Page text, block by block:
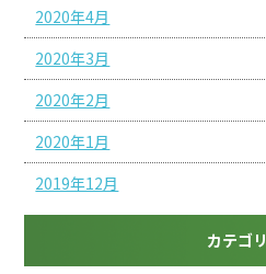
2020年4月
2020年3月
2020年2月
2020年1月
2019年12月
カテゴ